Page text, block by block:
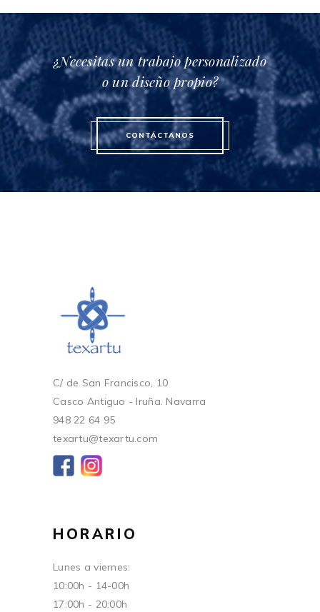
¿Necesitas un trabajo personalizado
o un diseño propio?
CONTÁCTANOS
C/ de San Francisco, 10
Casco Antiguo - Iruña. Navarra
948 22 64 95
texartu@texartu.com
HORARIO
Lunes a viernes:
10:00h - 14-00h
17:00h - 20:00h